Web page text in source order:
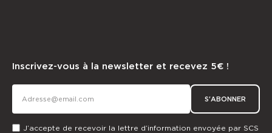
Inscrivez-vous à la newsletter et recevez 5€ !
S'ABONNER
J’accepte de recevoir la lettre d’information envoyée par SCS